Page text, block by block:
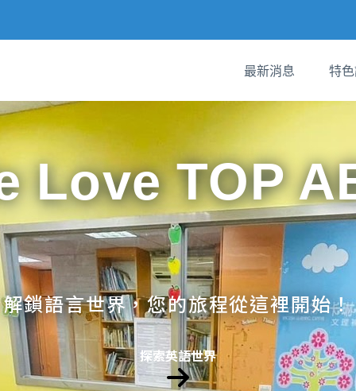
最新消息 特
Love TOP
解鎖語言世界，您的旅程從這裡開始！
探索英語世界